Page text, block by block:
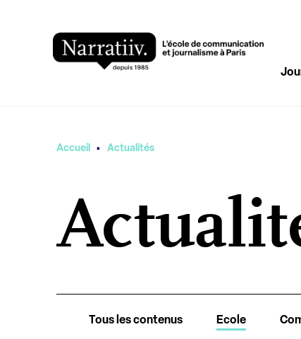
Vous êtes ici
Accueil · Actualités
Tous les contenus Ecole